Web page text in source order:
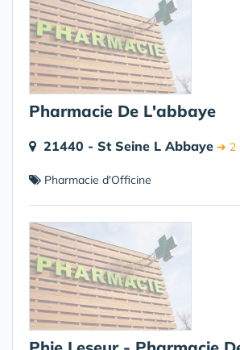
Pharmacie De L'abbaye
21440 - St Seine L Abbaye ➔ 2
Pharmacie d'Officine